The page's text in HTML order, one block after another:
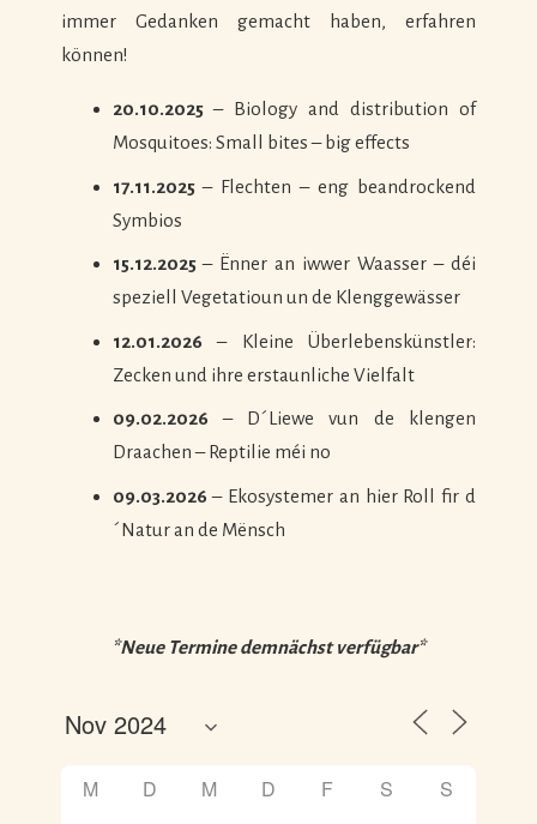
immer Gedanken gemacht haben, erfahren
können!
20.10.2025– Biology and distribution of
Mosquitoes: Small bites – big effects
17.11.2025– Flechten – eng beandrockend
Symbios
15.12.2025– Ënner an iwwer Waasser – déi
speziell Vegetatioun un de Klenggewässer
12.01.2026 – Kleine Überlebenskünstler:
Zecken und ihre erstaunliche Vielfalt
09.02.2026 – D´Liewe vun de klengen
Draachen – Reptilie méi no
09.03.2026 – Ekosystemer an hier Roll fir d
´Natur an de Mënsch
*Neue Termine demnächst verfügbar*
M D M D F S
S